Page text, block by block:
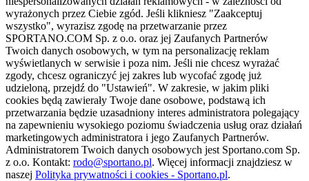
wyrażonych przez Ciebie zgód. Jeśli klikniesz "Zaakceptuj
wszystko", wyrazisz zgodę na przetwarzanie przez
SPORTANO.COM Sp. z o.o. oraz jej Zaufanych Partnerów
Twoich danych osobowych, w tym na personalizację reklam
wyświetlanych w serwisie i poza nim. Jeśli nie chcesz wyrażać
zgody, chcesz ograniczyć jej zakres lub wycofać zgodę już
udzieloną, przejdź do "Ustawień". W zakresie, w jakim pliki
cookies będą zawierały Twoje dane osobowe, podstawą ich
przetwarzania będzie uzasadniony interes administratora polegający
na zapewnieniu wysokiego poziomu świadczenia usług oraz działań
marketingowych administratora i jego Zaufanych Partnerów.
Administratorem Twoich danych osobowych jest Sportano.com Sp.
z o.o. Kontakt: rodo@sportano.pl. Więcej informacji znajdziesz w
naszej Polityka prywatności i cookies - Sportano.pl.